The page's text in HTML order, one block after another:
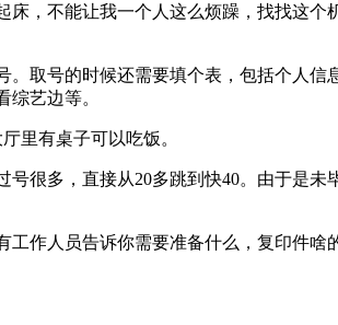
，不能让我一个人这么烦躁，找找这个
取号的时候还需要填个表，包括个人信
艺边等。
里有桌子可以吃饭。
很多，直接从20多跳到快40。由于是未
作人员告诉你需要准备什么，复印件啥